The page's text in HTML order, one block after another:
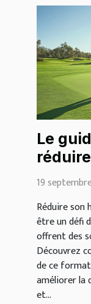
Le
des
19
Réduire son
être un défi
offrent des
Découvrez
de ce
améliorer la
et...